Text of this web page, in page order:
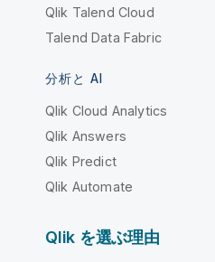
Qlik Talend Cloud
Talend Data Fabric
分析と AI
Qlik Cloud Analytics
Qlik Answers
Qlik Predict
Qlik Automate
Qlik を選ぶ理由